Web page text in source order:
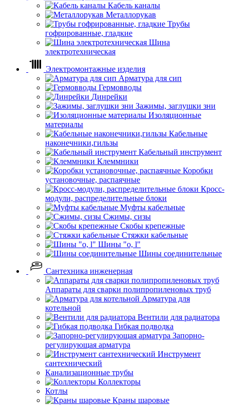
Кабель каналы
Металлорукав
Трубы
гофрированные, гладкие
Шина
электротехническая
Электромонтажные изделия
Арматура для сип
Гермовводы
Динрейки
Зажимы, заглушки зни
Изоляционные
материалы
Кабельные
наконечники,гильзы
Кабельный инструмент
Клеммники
Коробки
установочные, распаячные
Кросс-
модули, распределительные блоки
Муфты кабельные
Сжимы, сизы
Скобы крепежные
Стяжки кабельные
Шины "o, l"
Шины соединительные
Сантехника инженерная
Аппараты для сварки полипропиленовых труб
Арматура для
котельной
Вентили для радиатора
Гибкая подводка
Запорно-
регулирующая арматура
Инструмент
сантехнический
Канализационные трубы
Коллекторы
Котлы
Краны шаровые